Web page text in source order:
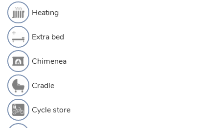
Heating
Extra bed
Chimenea
Cradle
Cycle store